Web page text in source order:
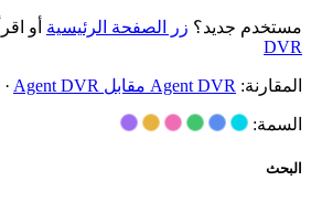
مستخدم جديد؟ زر الصفحة الرئيسية أو اقرأ
DVR
المقارنة: Agent DVR مقابل Blue Iris · Agent DVR مقابل Frigate
السمة:
البحث